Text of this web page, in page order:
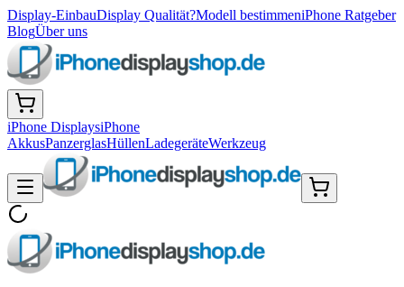
Display-EinbauDisplay Qualität?Modell bestimmeniPhone Ratgeber
BlogÜber uns
iPhone DisplaysiPhone
AkkusPanzerglasHüllenLadegeräteWerkzeug